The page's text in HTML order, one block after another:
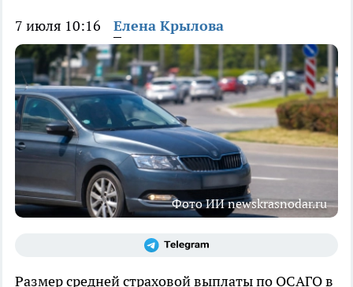
7 июля 10:16 Елена Крылова
Фото ИИ newskrasnodar.ru
Размер средней страховой выплаты по ОСАГО в